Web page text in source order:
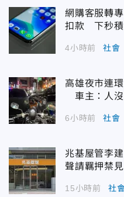
網購客服轉
扣款 下秒積
4小時前 社會
高雄夜市連
車主：人沒
6小時前 社會
兆基屋管李
聲請羈押禁見
15小時前 社